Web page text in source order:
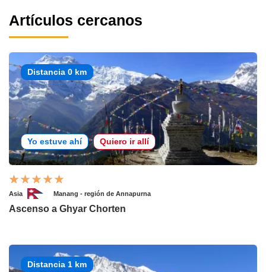
Artículos cercanos
Distancia 0 km
Yo estuve ahí Quiero ir allí
Asia Manang - región de Annapurna
Ascenso a Ghyar Chorten
Distancia 1 km